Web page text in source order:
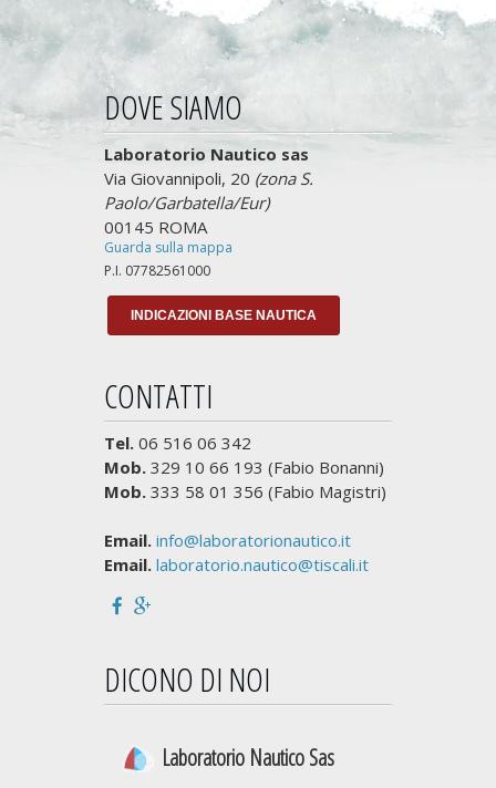
DOVE SIAMO
Laboratorio Nautico sas
Via Giovannipoli, 20 (zona S.
Paolo/Garbatella/Eur)
00145 ROMA
Guarda sulla mappa
P.I. 07782561000
INDICAZIONI BASE NAUTICA
CONTATTI
Tel. 06 516 06 342
Mob. 329 10 66 193 (Fabio Bonanni)
Mob. 333 58 01 356 (Fabio Magistri)
Email. info@laboratorionautico.it
Email. laboratorio.nautico@tiscali.it
DICONO DI NOI
Laboratorio Nautico Sas